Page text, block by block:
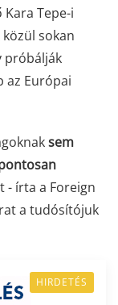
Tepe-i
sokan
próbálják
az Európai
sem
- írta a Foreign
a tudósítójuk
HIRDETÉS